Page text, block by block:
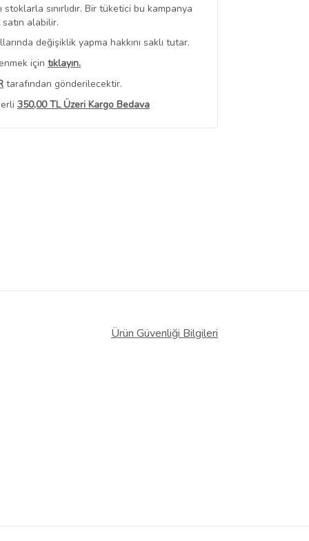
stoklarla sınırlıdır. Bir tüketici bu kampanya
alabilir.
değişiklik yapma hakkını saklı tutar.
için tıklayın.
tarafından gönderilecektir.
350,00 TL Üzeri Kargo Bedava
Ürün Güvenliği Bilgileri